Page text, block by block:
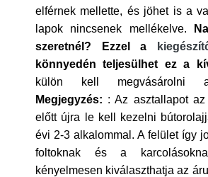
elférnek mellette, és jöhet is a
lapok nincsenek mellékelve.
szeretnél? Ezzel a
könnyedén teljesülhet ez a
külön kell megvásárolni
Megjegyzés: : Az asztallapot
előtt újra le kell kezelni
évi 2-3 alkalommal. A felület így
foltoknak és a
kényelmesen kiválaszthatja az